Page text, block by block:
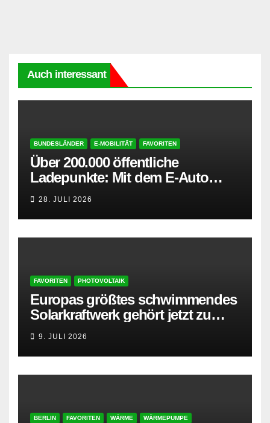
Auch interessant
BUNDESLÄNDER E-MOBILITÄT FAVORITEN
Über 200.000 öffentliche
Ladepunkte: Mit dem E-Auto
entspannt in den Sommerurlaub
28. JULI 2026
FAVORITEN PHOTOVOLTAIK
Europas größtes schwimmendes
Solarkraftwerk gehört jetzt zu
AMPYR
9. JULI 2026
BERLIN FAVORITEN WÄRME WÄRMEPUMPE